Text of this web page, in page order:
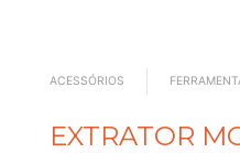
ACESSÓRIOS
EXTRATOR